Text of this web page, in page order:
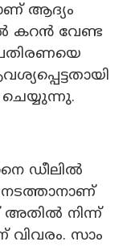
ആദ്യം
കറൻ വേണ്ട
ചെയ്യുന്നു.
ഡീലിൽ
നടത്താനാണ്
അതിൽ നിന്ന്
വിവരം. സാം